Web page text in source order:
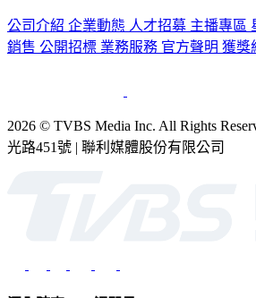
公司介紹 企業動態 人才招募 主播專區
銷售 公開招標 業務服務 官方聲明 獲獎
2026 © TVBS Media Inc. All Rights
光路451號 | 聯利媒體股份有限公司